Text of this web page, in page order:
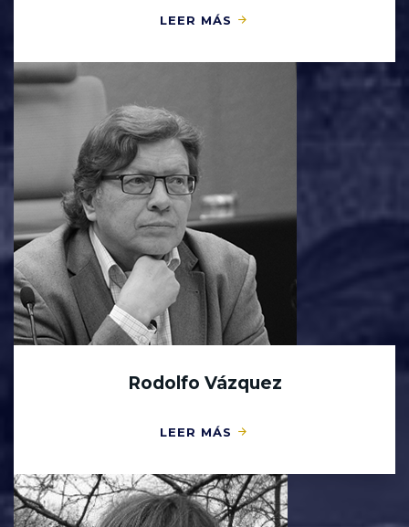
LEER MÁS
Rodolfo Vázquez
LEER MÁS